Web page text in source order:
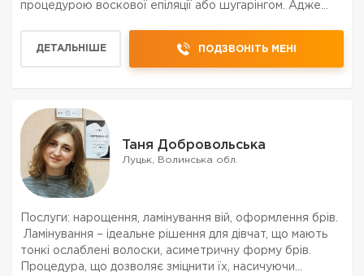
процедурою воскової епіляції або шугарінгом. Адже
ДЕТАЛЬНІШЕ ПОДЗВОНІТЬ МЕНІ
Таня Добровольська
Луцьк, Волинська обл.
Послуги: нарощення, ламінування вій, оформлення брів.
Ламінування – ідеальне рішення для дівчат, що мають
тонкі ослаблені волоски, асиметричну форму брів.
Процедура, що дозволяє зміцнити їх, насичуючи